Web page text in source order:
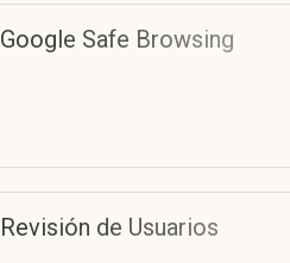
Google Safe Browsing
Revisión de Usuarios